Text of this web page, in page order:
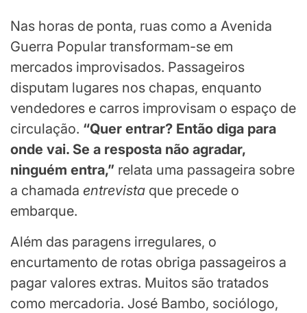
Nas horas de ponta, ruas como a Avenida
Guerra Popular transformam-se em
mercados improvisados. Passageiros
disputam lugares nos chapas, enquanto
vendedores e carros improvisam o espaço de
circulação. “Quer entrar? Então diga para
onde vai. Se a resposta não agradar,
ninguém entra,” relata uma passageira sobre
a chamada entrevista que precede o
embarque.
Além das paragens irregulares, o
encurtamento de rotas obriga passageiros a
pagar valores extras. Muitos são tratados
como mercadoria. José Bambo, sociólogo,